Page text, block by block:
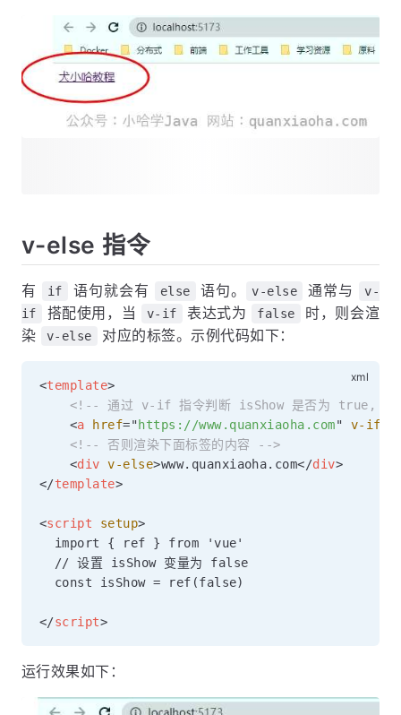
v-else 指令
有 if 语句就会有 else 语句。 v-else 通常与
v-
if
搭配使用，当 v-if 表达式为 false
时，则会渲
染
v-else 对应的标签。示例代码如下：
<template>
<!-- 通过 v-if 指令判断 isShow 是否为 true, 若
<a href="https://www.quanxiaoha.com" v-if
<!-- 否则渲染下面标签的内容 -->
<div v-else>www.quanxiaoha.com</div>
</template>
<script setup>
  import { ref } from 'vue'
  // 设置 isShow 变量为 false
  const isShow = ref(false)
</script>
运行效果如下：